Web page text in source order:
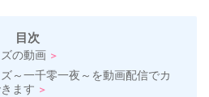
目次
の動画
～一千零一夜～を動画配信でカ
ます